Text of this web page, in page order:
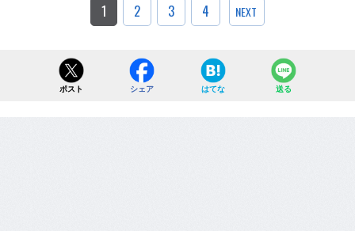
1 2 3 4 NEXT
ポスト シェア はてな 送る